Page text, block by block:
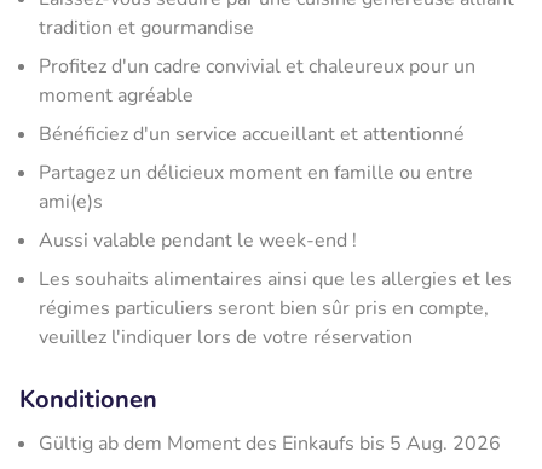
tradition et gourmandise
Profitez d'un cadre convivial et chaleureux pour un
moment agréable
Bénéficiez d'un service accueillant et attentionné
Partagez un délicieux moment en famille ou entre
ami(e)s
Aussi valable pendant le week-end !
Les souhaits alimentaires ainsi que les allergies et les
régimes particuliers seront bien sûr pris en compte,
veuillez l'indiquer lors de votre réservation
Konditionen
Gültig ab dem Moment des Einkaufs bis 5 Aug. 2026